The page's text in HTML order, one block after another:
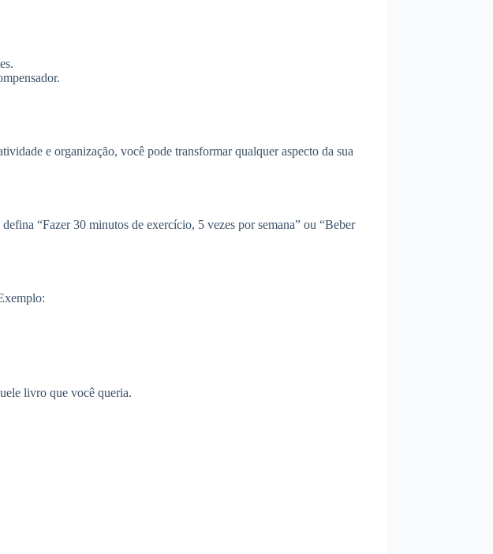
e organização, você pode transformar qualquer aspecto da sua
“Fazer 30 minutos de exercício, 5 vezes por semana” ou “Beber
livro que você queria.